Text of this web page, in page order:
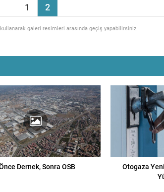
1 2
galeri resimleri arasında geçiş yapabilirsiniz.
Dernek, Sonra OSB
Otogaza